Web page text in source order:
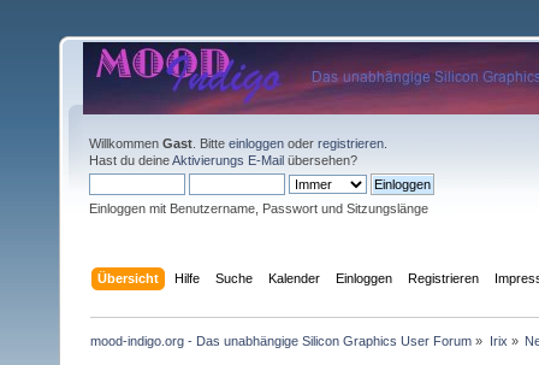
Willkommen Gast . Bitte einloggen oder registrieren
Hast du deineAktivierungs E-Mail übersehen?
Einloggen mit Benutzername, Passwort und Sitzungslänge
Übersicht Hilfe Suche Kalender Einloggen Registrieren
mood-indigo.org - Das unabhängige Silicon Graphics User Forum » Irix »